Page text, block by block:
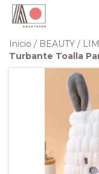
Inicio / BEAUTY /
Turbante Toalla